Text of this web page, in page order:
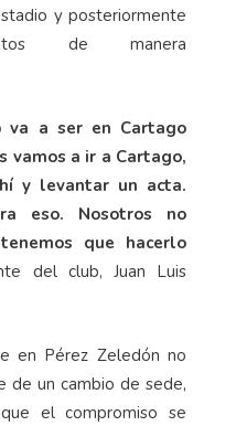
y posteriormente
de manera
va a ser en Cartago
vamos a ir a Cartago,
y levantar un acta.
eso. Nosotros no
que hacerlo
del club, Juan Luis
en Pérez Zeledón no
de un cambio de sede,
el compromiso se